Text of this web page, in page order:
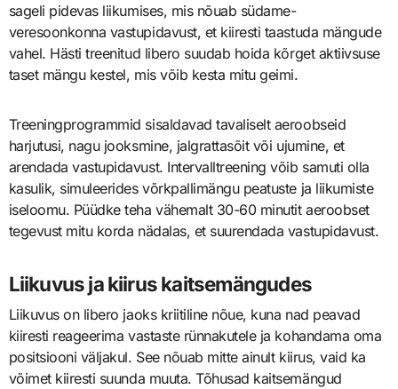
sageli pidevas liikumises, mis nõuab südame-
veresoonkonna vastupidavust, et kiiresti taastuda mängude
vahel. Hästi treenitud libero suudab hoida kõrget aktiivsuse
taset mängu kestel, mis võib kesta mitu geimi.
Treeningprogrammid sisaldavad tavaliselt aeroobseid
harjutusi, nagu jooksmine, jalgrattasõit või ujumine, et
arendada vastupidavust. Intervalltreening võib samuti olla
kasulik, simuleerides võrkpallimängu peatuste ja liikumiste
iseloomu. Püüdke teha vähemalt 30-60 minutit aeroobset
tegevust mitu korda nädalas, et suurendada vastupidavust.
Liikuvus ja kiirus kaitsemängudes
Liikuvus on libero jaoks kriitiline nõue, kuna nad peavad
kiiresti reageerima vastaste rünnakutele ja kohandama oma
positsiooni väljakul. See nõuab mitte ainult kiirus, vaid ka
võimet kiiresti suunda muuta. Tõhusad kaitsemängud